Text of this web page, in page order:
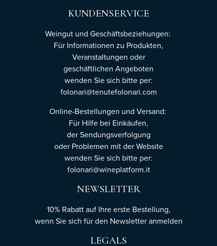
KUNDENSERVICE
Weingut und Geschäftsbeziehungen:
Für Informationen zu Produkten,
Veranstaltungen oder
geschäftlichen Angeboten
wenden Sie sich bitte per:
folonari@tenutefolonari.com
Online-Bestellungen und Versand:
Für Hilfe bei Einkäufen,
der Sendungsverfolgung
oder Problemen mit der Website
wenden Sie sich bitte per:
folonari@wineplatform.it
NEWSLETTER
10% Rabatt auf Ihre erste Bestellung,
wenn Sie sich für den Newsletteranmelden
LEGALS